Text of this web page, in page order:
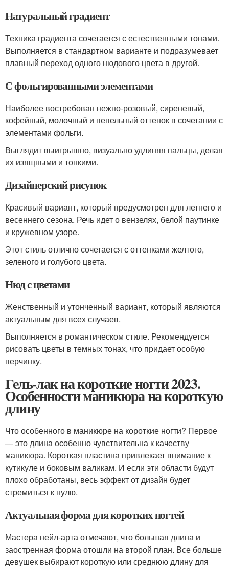
Натуральный градиент
Техника градиента сочетается с естественными тонами.
Выполняется в стандартном варианте и подразумевает
плавный переход одного нюдового цвета в другой.
С фольгированными элементами
Наиболее востребован нежно-розовый, сиреневый,
кофейный, молочный и пепельный оттенок в сочетании с
элементами фольги.
Выглядит выигрышно, визуально удлиняя пальцы, делая
их изящными и тонкими.
Дизайнерский рисунок
Красивый вариант, который предусмотрен для летнего и
весеннего сезона. Речь идет о вензелях, белой паутинке
и кружевном узоре.
Этот стиль отлично сочетается с оттенками желтого,
зеленого и голубого цвета.
Нюд с цветами
Женственный и утонченный вариант, который являются
актуальным для всех случаев.
Выполняется в романтическом стиле. Рекомендуется
рисовать цветы в темных тонах, что придает особую
перчинку.
Гель-лак на короткие ногти 2023.
Особенности маникюра на короткую
длину
Что особенного в маникюре на короткие ногти? Первое
— это длина особенно чувствительна к качеству
маникюра. Короткая пластина привлекает внимание к
кутикуле и боковым валикам. И если эти области будут
плохо обработаны, весь эффект от дизайн будет
стремиться к нулю.
Актуальная форма для коротких ногтей
Мастера нейл-арта отмечают, что большая длина и
заостренная форма отошли на второй план. Все больше
девушек выбирают короткую или среднюю длину для